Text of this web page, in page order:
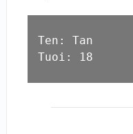
Ten: Tan
Tuoi: 18